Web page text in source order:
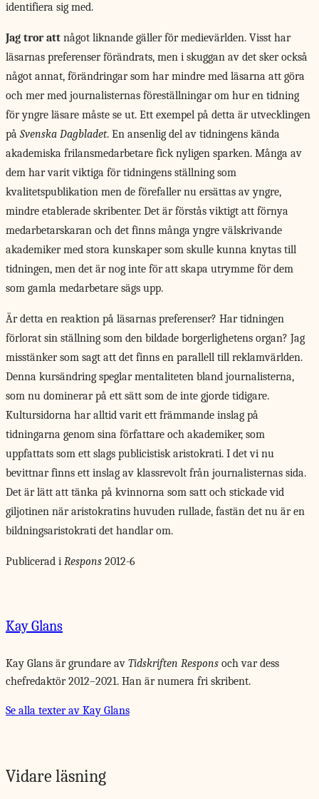
identifiera sig med.
Jag tror att något liknande gäller för medievärlden. Visst har
läsarnas preferenser förändrats, men i skuggan av det sker också
något annat, förändringar som har mindre med läsarna att göra
och mer med journalisternas föreställningar om hur en tidning
för yngre läsare måste se ut. Ett exempel på detta är utvecklingen
på Svenska Dagbladet. En ansenlig del av tidningens kända
akademiska frilansmedarbetare fick nyligen sparken. Många av
dem har varit viktiga för tidningens ställning som
kvalitetspublikation men de förefaller nu ersättas av yngre,
mindre etablerade skribenter. Det är förstås viktigt att förnya
medarbetarskaran och det finns många yngre välskrivande
akademiker med stora kunskaper som skulle kunna knytas till
tidningen, men det är nog inte för att skapa utrymme för dem
som gamla medarbetare sägs upp.
Är detta en reaktion på läsarnas preferenser? Har tidningen
förlorat sin ställning som den bildade borgerlighetens organ? Jag
misstänker som sagt att det finns en parallell till reklamvärlden.
Denna kursändring speglar mentaliteten bland journalisterna,
som nu dominerar på ett sätt som de inte gjorde tidigare.
Kultursidorna har alltid varit ett främmande inslag på
tidningarna genom sina författare och akademiker, som
uppfattats som ett slags publicistisk aristokrati. I det vi nu
bevittnar finns ett inslag av klassrevolt från journalisternas sida.
Det är lätt att tänka på kvinnorna som satt och stickade vid
giljotinen när aristokratins huvuden rullade, fastän det nu är en
bildningsaristokrati det handlar om.
Publicerad i Respons 2012-6
Kay Glans
Kay Glans är grundare av Tidskriften Respons och var dess
chefredaktör 2012–2021. Han är numera fri skribent.
Se alla texter av Kay Glans
Vidare läsning